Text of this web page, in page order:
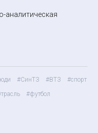
аналитическая
#СинТЗ #ВТЗ
#спорт
#футбол